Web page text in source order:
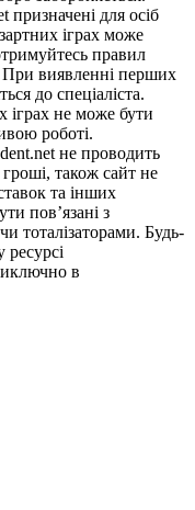
призначені для осіб
іграх може
правил
При виявленні перших
до спеціаліста.
іграх не може бути
роботі.
не проводить
гроші, також сайт не
та інших
пов’язані з
тоталізаторами. Будь-
ресурсі
в